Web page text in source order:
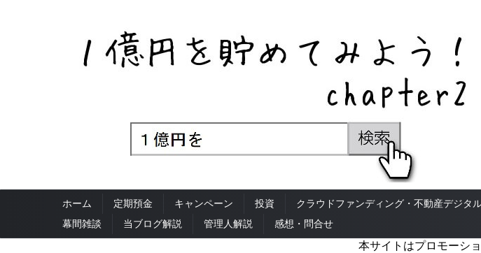
ホーム 定期預金 キャンペーン 投資 クラウドファンディング・不動産デジタ
幕間雑談
当ブログ解説 管理人解説 感想・問合せ
本サイトはプロモーシ